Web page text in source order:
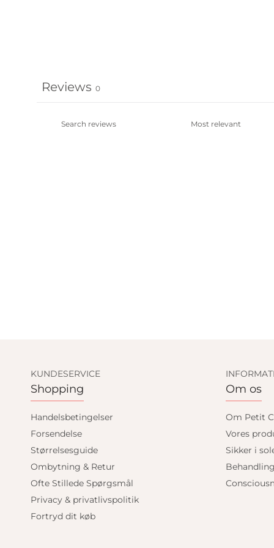
Reviews 0
KUNDESERVICE
Shopping
Handelsbetingelser
Forsendelse
Størrelsesguide
Ombytning & Retur
Ofte Stillede Spørgsmål
Privacy & privatlivspolitik
Fortryd dit køb
Om os
Om Petit
Vores
Sikker i
Behandling